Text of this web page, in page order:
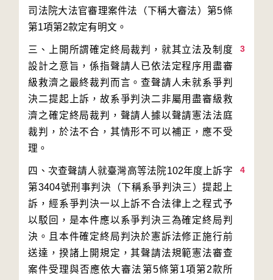
司法院大法官審理案件法（下稱大審法）第5條
3
三、上開所謂確定終局裁判，就其立法及制度
設計之意旨，係指聲請人已依法定程序用盡審
級救濟之最終裁判而言。查聲請人未就系爭判
決二提起上訴，故系爭判決二非屬用盡審級救
濟之確定終局裁判，聲請人據以聲請憲法法庭
裁判，於法不合，其情形不可以補正，應不受
4
四、次查聲請人就臺灣高等法院102年度上訴字
第3404號刑事判決（下稱系爭判決三）提起上
訴，經系爭判決一以上訴不合法律上之程式予
以駁回，是本件應以系爭判決三為確定終局判
決。且本件確定終局判決於憲訴法修正施行前
送達，揆諸上開規定，其聲請法規範憲法審查
案件受理與否應依大審法第5條第1項第2款所